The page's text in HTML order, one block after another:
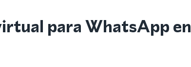
para WhatsApp en